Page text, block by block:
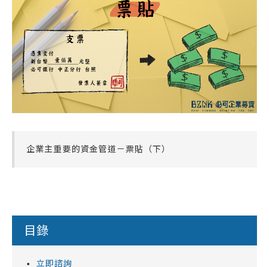
平台操作
知識專區
平台介紹
企業主重要的資金管道－票貼（下）
目錄
立即諮詢